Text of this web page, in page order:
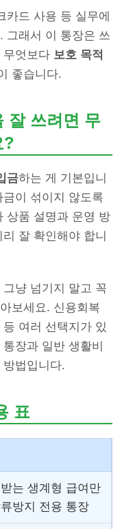
카드 사용 등 실무에
그래서 이 통장은 쓰
무엇보다 보호 목적
좋습니다.
잘 쓰려면 무
?
금하는 게 기본입니
이 섞이지 않도록
상품 설명과 운영 방
잘 확인해야 합니
냥 넘기지 말고 꼭
보세요. 신용회복
여러 선택지가 있
장과 일반 생활비
법입니다.
표
는 생계형 급여만
방지 전용 통장